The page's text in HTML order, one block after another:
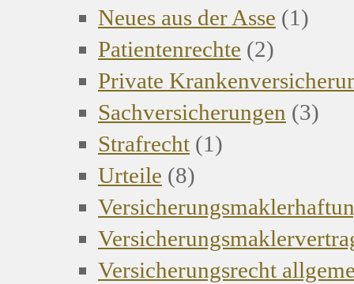
Neues aus der Asse (1)
Patientenrechte (2)
Private
Sachversicherungen (3)
Strafrecht (1)
Urteile (8)
Versicherungsrecht